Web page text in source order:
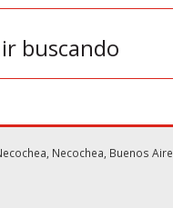
buscando
Necochea, Buenos